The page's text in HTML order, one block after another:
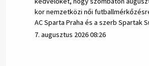
kor nemzetközi női
AC Sparta Praha és a szerb Spartak
7. augusztus 2026 08:26